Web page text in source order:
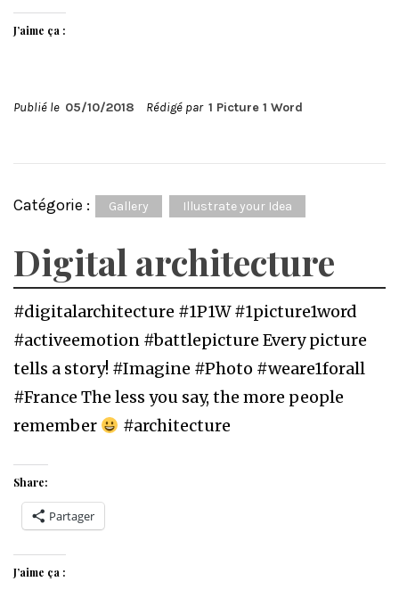
J’aime ça :
Publié le 05/10/2018 Rédigé par 1 Picture 1 Word
Catégorie : Gallery Illustrate your Idea
Digital architecture
#digitalarchitecture #1P1W #1picture1word
#activeemotion #battlepicture Every picture
tells a story! #Imagine #Photo #weare1forall
#France The less you say, the more people
remember
#architecture
Share:
Partager
J’aime ça :